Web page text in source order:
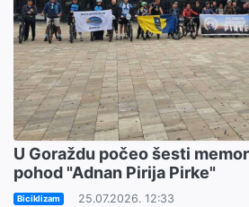
U Goraždu počeo šesti
pohod "Adnan Pirija Pirke"
Biciklizam 25.07.2026. 12:33